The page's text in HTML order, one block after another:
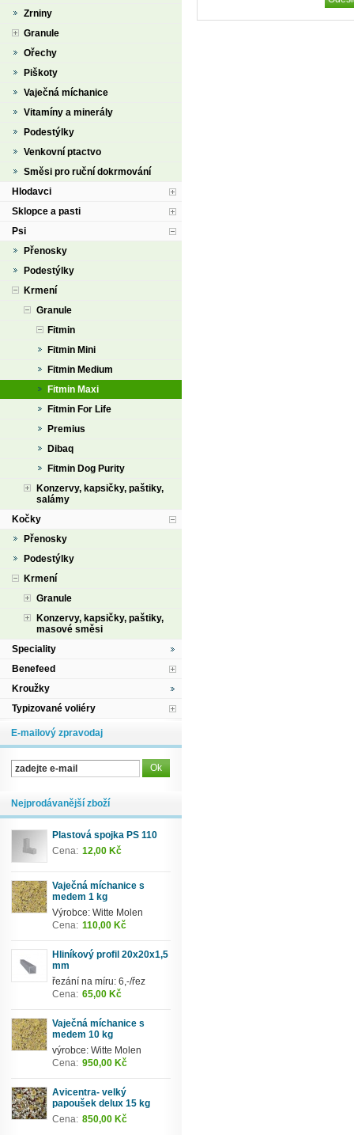
Zrniny
Granule
Ořechy
Piškoty
Vaječná míchanice
Vitamíny a minerály
Podestýlky
Venkovní ptactvo
Směsi pro ruční dokrmování
Hlodavci
Sklopce a pasti
Psi
Přenosky
Podestýlky
Krmení
Granule
Fitmin
Fitmin Mini
Fitmin Medium
Fitmin Maxi
Fitmin For Life
Premius
Dibaq
Fitmin Dog Purity
Konzervy, kapsičky, paštiky,
salámy
Kočky
Přenosky
Podestýlky
Krmení
Granule
Konzervy, kapsičky, paštiky,
masové směsi
Speciality
Benefeed
Kroužky
Typizované voliéry
E-mailový zpravodaj
Nejprodávanější zboží
Plastová spojka PS 110
Cena: 12,00 Kč
Vaječná míchanice s
medem 1 kg
Výrobce: Witte Molen
Cena: 110,00 Kč
Hliníkový profil 20x20x1,5
mm
řezání na míru: 6,-/řez
Cena: 65,00 Kč
Vaječná míchanice s
medem 10 kg
výrobce: Witte Molen
Cena: 950,00 Kč
Avicentra- velký
papoušek delux 15 kg
Cena: 850,00 Kč